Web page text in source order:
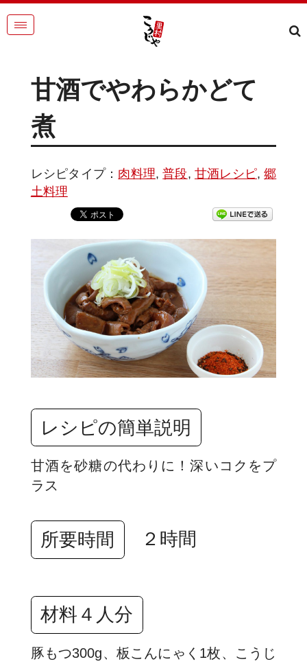
甘酒でやわらかどて
煮
レシピタイプ： 肉料理,普段, 甘酒レシピ,郷
土料理
レシピの簡単説明
甘酒を砂糖の代わりに！深いコクをプ
ラス
所要時間 ２時間
材料４人分
豚もつ300g、板こんにゃく1枚、こうじ